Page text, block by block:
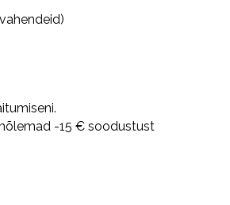
-15 € soodustust